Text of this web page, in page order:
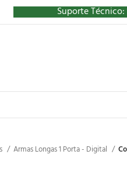
Suporte Técnico:
Armas Longas 1 Porta - Digital